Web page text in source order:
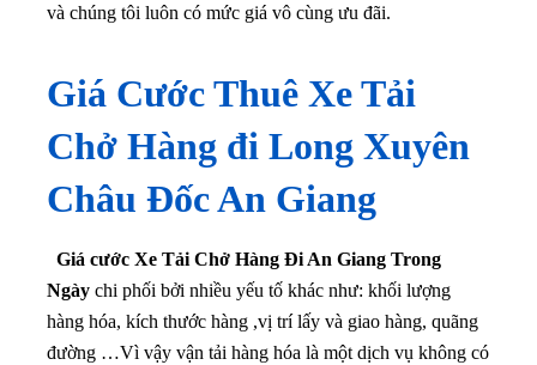
và chúng tôi luôn có mức giá vô cùng ưu đãi.
Giá Cước Thuê Xe Tải
Chở Hàng đi Long Xuyên
Châu Đốc An Giang
Giá cước Xe Tải Chở Hàng Đi An Giang Trong
Ngày chi phối bởi nhiều yếu tố khác như: khối lượng
hàng hóa, kích thước hàng ,vị trí lấy và giao hàng, quãng
đường …Vì vậy vận tải hàng hóa là một dịch vụ không có